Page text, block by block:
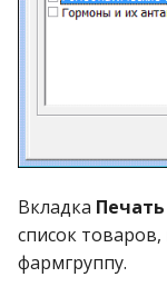
Справочник лек.
Справочник ЛПУ
Справочник
Справочник
наименований
Вкладка
список
фармгруппу.